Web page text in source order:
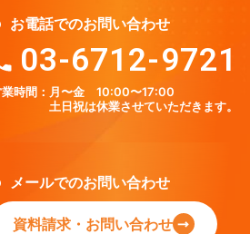
お電話でのお問い合わせ
03-6712-9721
時間： 月〜金 10:00〜17:00
土日祝は休業させていただきます。
メールでのお問い合わせ
資料請求・お問い合わせ